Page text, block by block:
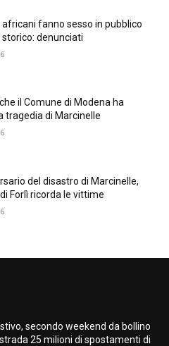
africani fanno sesso in pubblico
denunciati
il Comune di Modena ha
tragedia di Marcinelle
del disastro di Marcinelle,
Forlì ricorda le vittime
secondo weekend da bollino
25 milioni di spostamenti di